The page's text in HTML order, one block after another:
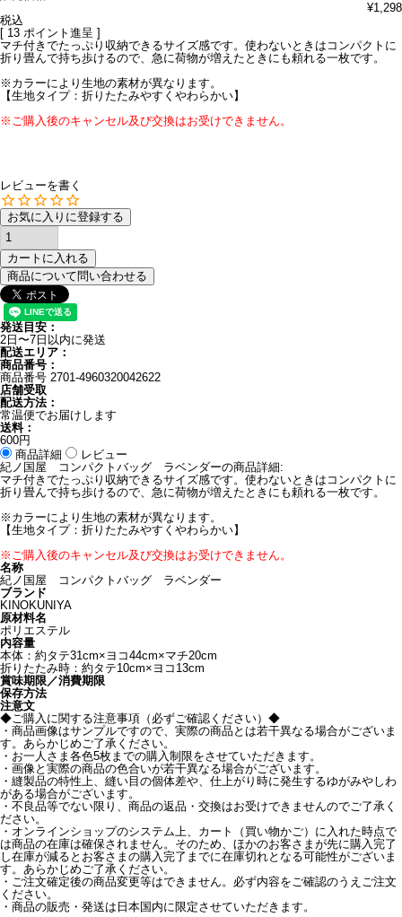
¥1,298
税込
[ 13 ポイント進呈 ]
マチ付きでたっぷり収納できるサイズ感です。使わないときはコンパクトに
折り畳んで持ち歩けるので、急に荷物が増えたときにも頼れる一枚です。
※カラーにより生地の素材が異なります。
【生地タイプ：折りたたみやすくやわらかい】
※ご購入後のキャンセル及び交換はお受けできません。
レビューを書く
お気に入りに登録する
カートに入れる
商品について問い合わせる
発送目安：
2日〜7日以内に発送
配送エリア：
商品番号：
商品番号 2701-4960320042622
店舗受取
配送方法：
常温便でお届けします
送料：
600円
商品詳細
レビュー
紀ノ国屋 コンパクトバッグ ラベンダーの商品詳細:
マチ付きでたっぷり収納できるサイズ感です。使わないときはコンパクトに
折り畳んで持ち歩けるので、急に荷物が増えたときにも頼れる一枚です。
※カラーにより生地の素材が異なります。
【生地タイプ：折りたたみやすくやわらかい】
※ご購入後のキャンセル及び交換はお受けできません。
名称
紀ノ国屋 コンパクトバッグ ラベンダー
ブランド
KINOKUNIYA
原材料名
ポリエステル
内容量
本体：約タテ31cm×ヨコ44cm×マチ20cm
折りたたみ時：約タテ10cm×ヨコ13cm
賞味期限／消費期限
保存方法
注意文
◆ご購入に関する注意事項（必ずご確認ください）◆
・商品画像はサンプルですので、実際の商品とは若干異なる場合がございま
す。あらかじめご了承ください。
・お一人さま各色5枚までの購入制限をさせていただきます。
・画像と実際の商品の色合いが若干異なる場合がございます。
・縫製品の特性上、縫い目の個体差や、仕上がり時に発生するゆがみやしわ
がある場合がございます。
・不良品等でない限り、商品の返品・交換はお受けできませんのでご了承く
ださい。
・オンラインショップのシステム上、カート（買い物かご）に入れた時点で
は商品の在庫は確保されません。そのため、ほかのお客さまが先に購入完了
し在庫が減るとお客さまの購入完了までに在庫切れとなる可能性がございま
す。あらかじめご了承ください。
・ご注文確定後の商品変更等はできません。必ず内容をご確認のうえご注文
ください。
・商品の販売・発送は日本国内に限定させていただきます。